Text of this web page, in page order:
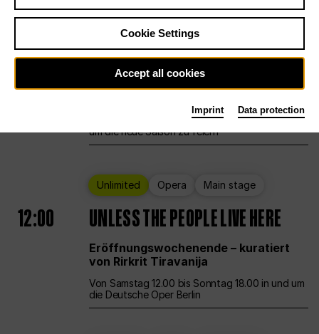
Sat29.8.
Ballet Main stage Staatsballett Berlin
12:00 Eröffnungswochenende
Die Deutsche Oper Berlin öffnet ihre Pforten,
um die neue Saison zu feiern
Unlimited Opera Main stage
12:00 UNLESS THE PEOPLE LIVE HERE
Eröffnungswochenende – kuratiert
von Rirkrit Tiravanija
Von Samstag 12.00 bis Sonntag 18.00 in und um
die Deutsche Oper Berlin
Cookie Settings
Accept all cookies
Imprint Data protection